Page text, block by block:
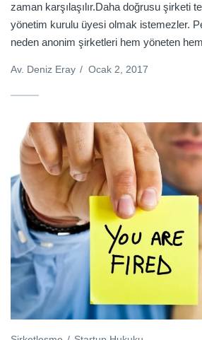
zaman karşılaşılır.Daha doğrusu şirketi
yönetim kurulu üyesi olmak istemezler.
neden anonim şirketleri hem yöneten
Av. Deniz Eray / Ocak 2, 2017